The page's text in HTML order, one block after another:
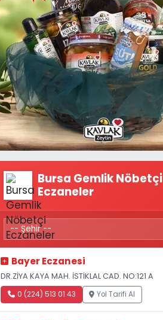
Bursa Gemlik Nöbetçi
Eczaneler
Bayer Eczanesi
DR.ZİYA KAYA MAH. İSTİKLAL CAD. NO:121 A
0 (224) 513 01 43 Yol Tarifi Al